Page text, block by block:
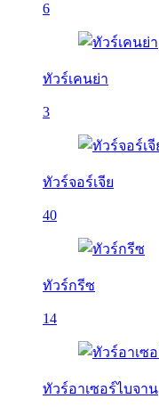
6
ทัวร์เคนย่า
3
ทัวร์จอร์เจีย
40
ทัวร์กรีซ
14
ทัวร์อาเซอร์ไบจาน